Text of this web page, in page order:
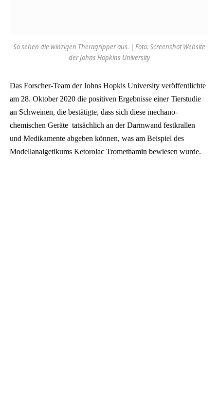
So sehen die winzigen Theragripper aus. | Foto: Screenshot Website
der Johns Hopkins University
Das Forscher-Team der Johns Hopkis University veröffentlichte
am 28. Oktober 2020 die positiven Ergebnisse einer Tierstudie
an Schweinen, die bestätigte, dass sich diese mechano-
chemischen Geräte tatsächlich an der Darmwand festkrallen
und Medikamente abgeben können, was am Beispiel des
Modellanalgetikums Ketorolac Tromethamin bewiesen wurde.